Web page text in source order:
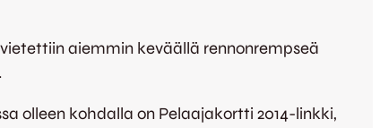
aiemmin keväällä rennonrempseä
olleen kohdalla on Pelaajakortti 2014-linkki,